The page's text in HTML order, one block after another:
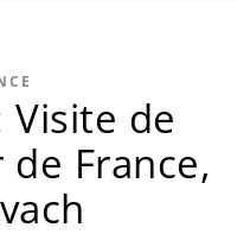
de
de France,